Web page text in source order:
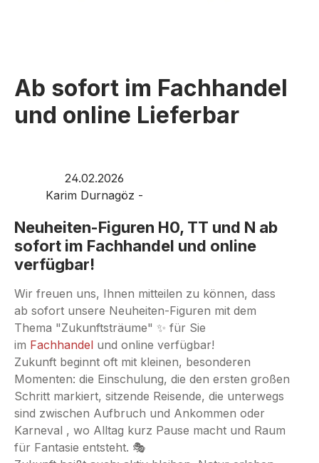
Ab sofort im Fachhandel
und online Lieferbar
24.02.2026
Karim Durnagöz -
Neuheiten-Figuren H0, TT und N ab
sofort im Fachhandel und online
verfügbar!
Wir freuen uns, Ihnen mitteilen zu können, dass
ab sofort unsere Neuheiten-Figuren mit dem
Thema "Zukunftsträume" ✨ für Sie
im Fachhandel und online verfügbar!
Zukunft beginnt oft mit kleinen, besonderen
Momenten: die Einschulung, die den ersten großen
Schritt markiert, sitzende Reisende, die unterwegs
sind zwischen Aufbruch und Ankommen oder
Karneval , wo Alltag kurz Pause macht und Raum
für Fantasie entsteht. 🎭